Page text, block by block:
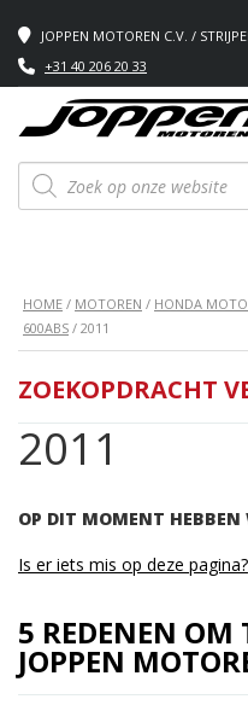
JOPPEN MOTOREN C.V. /
+31 40 206 20 33
Producten
zoeken
HOME / MOTOREN / HONDA
600ABS / 2011
2011
OP DIT MOMENT HEBBEN
ZOEKOPDRACHT
Is er iets mis op deze pagina?
5 REDENEN OM
JOPPEN